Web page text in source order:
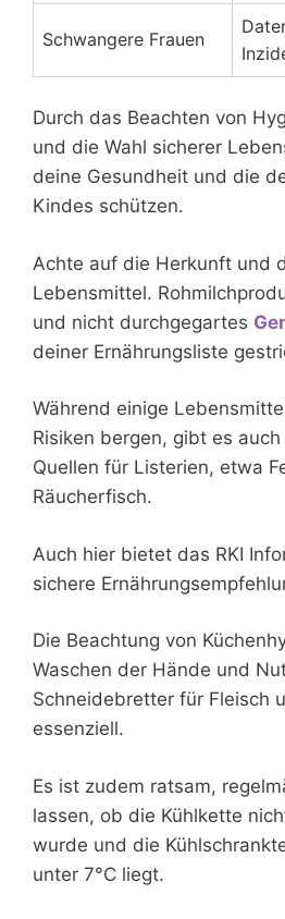
Schwangere Frauen
Durch das Beachten von
und die Wahl sicherer
deine Gesundheit und die
Kindes schützen.
Achte auf die Herkunft und
Lebensmittel.
und nicht durchgegartes
deiner Ernährungsliste
Während einige
Risiken bergen, gibt es
Quellen für Listerien, etwa
Räucherfisch.
Auch hier bietet das RKI
sichere
Die Beachtung von
Waschen der Hände und
Schneidebretter für Fleisch
essenziell.
Es ist zudem ratsam,
lassen, ob die Kühlkette
wurde und die
unter 7°C liegt.